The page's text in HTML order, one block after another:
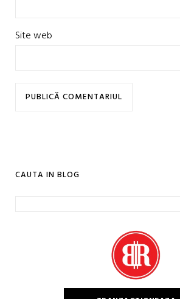
Site web
CAUTA IN BLOG